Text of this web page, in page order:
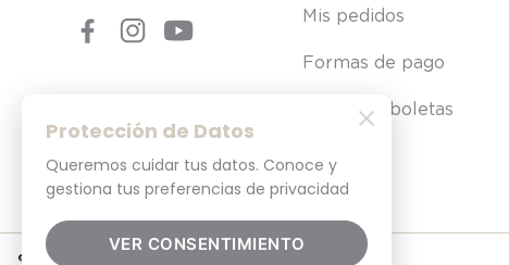
Protección de Datos
Queremos cuidar tus datos. Conoce y
gestiona tus preferencias de privacidad
VER CONSENTIMIENTO
Mis pedidos
Formas de pago
Consultar boletas
© 2025. Todos los derechos reservados